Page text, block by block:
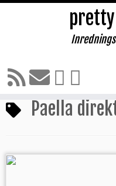
Hoppa
tillHem » Paella direkt i
Paella